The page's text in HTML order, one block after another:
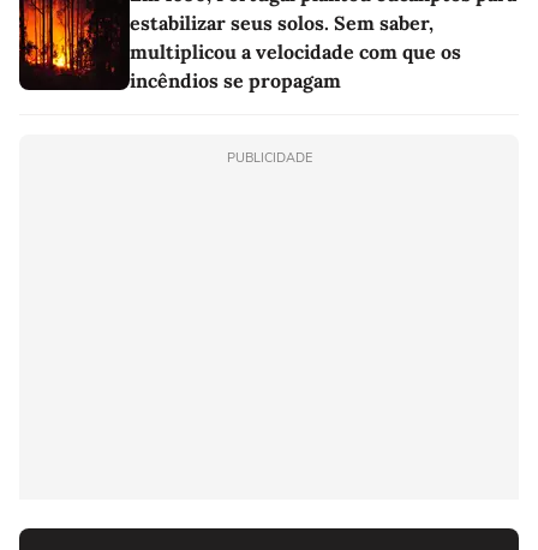
estabilizar seus solos. Sem saber,
multiplicou a velocidade com que os
incêndios se propagam
PUBLICIDADE